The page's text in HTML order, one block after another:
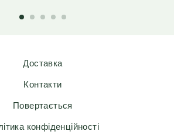
t
a
v
:
Доставка
Контакти
Повертається
конфіденційності